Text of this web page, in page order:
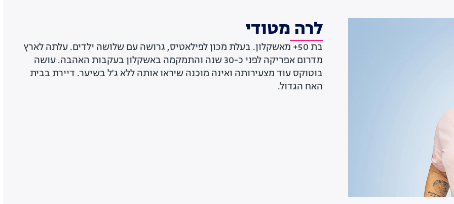
לרה מטודי
בת 50+ מאשקלון. בעלת מכון לפילאטיס, גרושה עם שלושה ילדים. עלתה לארץ
מדרום אפריקה לפני כ-30 שנה והתמקמה באשקלון בעקבות האהבה. עושה
בוטוקס עוד מצעירותה ואינה מוכנה שיראו אותה ללא ג'ל בשיער. דיירת בבית
האח הגדול.